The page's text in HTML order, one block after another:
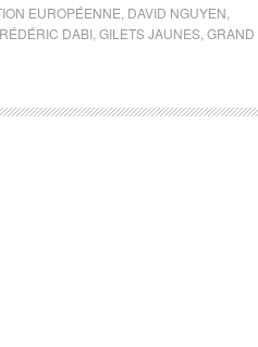
EUROPÉENNE DAVID NGUYEN
DABI GILETS JAUNES GRAND